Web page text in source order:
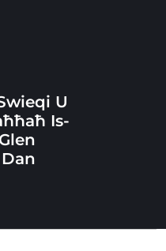
U
Is-